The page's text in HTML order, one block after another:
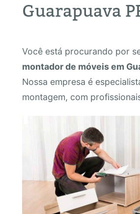
Guarapuava
Você está procurando por
montador de móveis em
Nossa empresa é
montagem, com